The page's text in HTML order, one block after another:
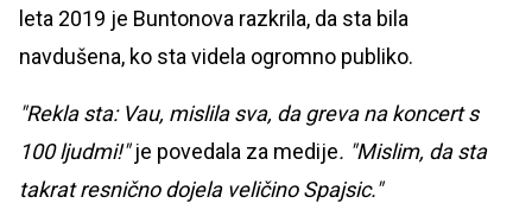
leta 2019 je Buntonova razkrila, da sta bila
navdušena, ko sta videla ogromno publiko.
"Rekla sta: Vau, mislila sva, da greva na koncert s
100 ljudmi!"je povedala za medije. "Mislim, da sta
takrat resnično dojela veličino Spajsic."